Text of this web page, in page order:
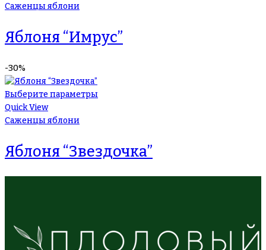
Саженцы яблони
Яблоня “Имрус”
-30%
Выберите параметры
Quick View
Саженцы яблони
Яблоня “Звездочка”